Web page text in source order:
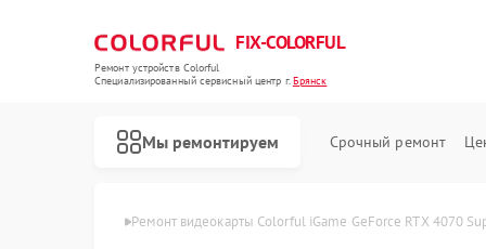
FIX-COLORFUL
Ремонт устройств Colorful
Специализированный cервисный центр г.Брянск
Мы ремонтируем Срочный ремонт
Colorful в Брянске Ремонт видеокарты Colorful iGame GeForce RTX 4070